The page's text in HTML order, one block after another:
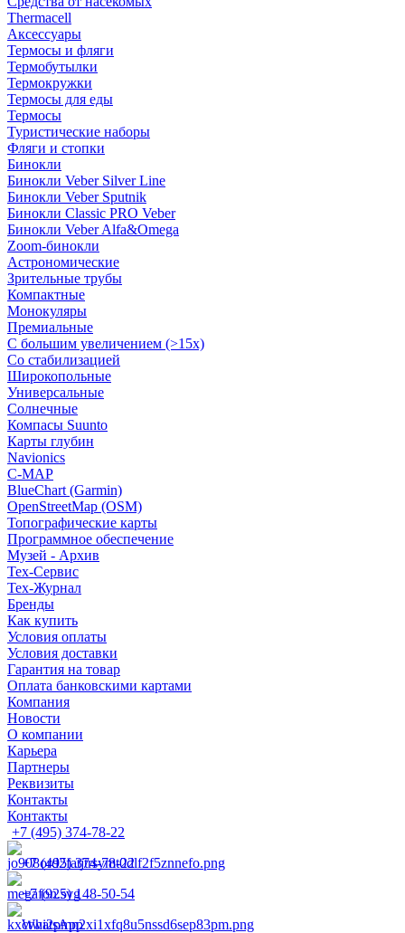
Thermacell
Аксессуары
Термосы и фляги
Термобутылки
Термокружки
Термосы для еды
Термосы
Туристические наборы
Фляги и стопки
Бинокли
Бинокли Veber Silver Line
Бинокли Veber Sputnik
Бинокли Classic PRO Veber
Бинокли Veber Alfa&Omega
Zoom-бинокли
Астрономические
Зрительные трубы
Компактные
Монокуляры
Премиальные
С большим увеличением (>15x)
Со стабилизацией
Широкопольные
Универсальные
Солнечные
Компасы Suunto
Карты глубин
Navionics
C-MAP
BlueChart (Garmin)
OpenStreetMap (OSM)
Топографические карты
Программное обеспечение
Музей - Архив
Tex-Сервис
Тех-Журнал
Бренды
Как купить
Условия оплаты
Условия доставки
Гарантия на товар
Оплата банковскими картами
Компания
Новости
О компании
Карьера
Партнеры
Реквизиты
Контакты
Контакты
+7 (495) 374-78-22
+7 (495) 374-78-22
+7 (925) 148-50-54
WhatsApp